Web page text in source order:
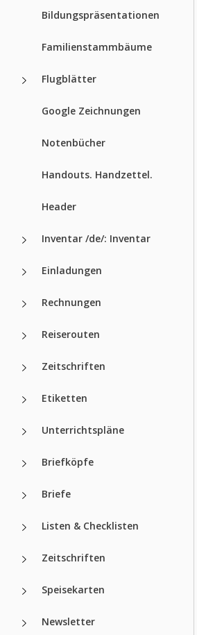
Bildungspräsentationen
Familienstammbäume
Flugblätter
Google Zeichnungen
Notenbücher
Handouts. Handzettel.
Header
Inventar /de/: Inventar
Einladungen
Rechnungen
Reiserouten
Zeitschriften
Etiketten
Unterrichtspläne
Briefköpfe
Briefe
Listen & Checklisten
Zeitschriften
Speisekarten
Newsletter